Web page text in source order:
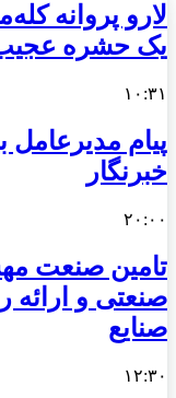
لارو پروانه
یک حشره
۱۰:۳۱
پیام مدیرعامل
خبرنگار
۲۰:۰۰
تامین صنعت
صنعتی و
صنایع
۱۲:۳۰